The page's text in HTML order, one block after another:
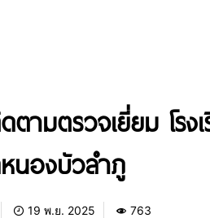
มตรวจเยี่ยม โรง
นองบัวลำภู
19 พ.ย. 2025 763